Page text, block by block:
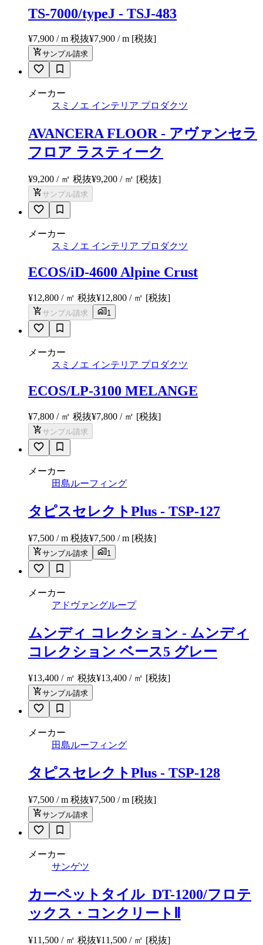
TS-7000/typeJ - TSJ-483
¥7,900 / m 税抜¥7,900 / m [税抜]
サンプル請求
メーカー
スミノエ インテリア プロダクツ
AVANCERA FLOOR - アヴァンセラ
フロア ラスティーク
¥9,200 / ㎡ 税抜¥9,200 / ㎡ [税抜]
サンプル請求
メーカー
スミノエ インテリア プロダクツ
ECOS/iD-4600 Alpine Crust
¥12,800 / ㎡ 税抜¥12,800 / ㎡ [税抜]
サンプル請求 1
メーカー
スミノエ インテリア プロダクツ
ECOS/LP-3100 MELANGE
¥7,800 / ㎡ 税抜¥7,800 / ㎡ [税抜]
サンプル請求
メーカー
田島ルーフィング
タピスセレクトPlus - TSP-127
¥7,500 / m 税抜¥7,500 / m [税抜]
サンプル請求 1
メーカー
アドヴァングループ
ムンディ コレクション - ムンディ
コレクション ベース5 グレー
¥13,400 / ㎡ 税抜¥13,400 / ㎡ [税抜]
サンプル請求
メーカー
田島ルーフィング
タピスセレクトPlus - TSP-128
¥7,500 / m 税抜¥7,500 / m [税抜]
サンプル請求
メーカー
サンゲツ
カーペットタイル_DT-1200/フロテ
ックス・コンクリートⅡ
¥11,500 / ㎡ 税抜¥11,500 / ㎡ [税抜]